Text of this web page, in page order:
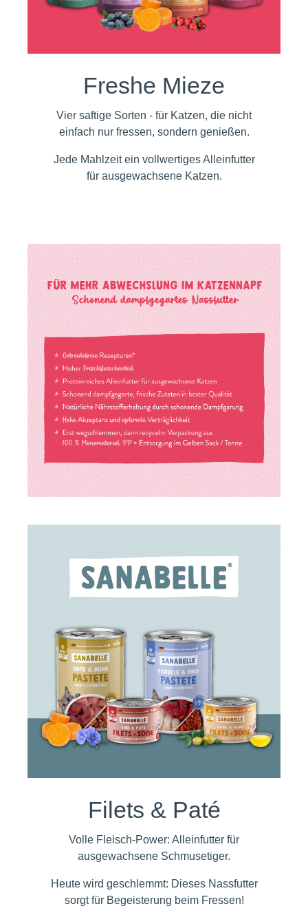
Freshe Mieze
Vier saftige Sorten - für Katzen, die nicht
einfach nur fressen, sondern genießen.
Jede Mahlzeit ein vollwertiges Alleinfutter
für ausgewachsene Katzen.
Filets & Paté
Volle Fleisch-Power: Alleinfutter für
ausgewachsene Schmusetiger.
Heute wird geschlemmt: Dieses Nassfutter
sorgt für Begeisterung beim Fressen!